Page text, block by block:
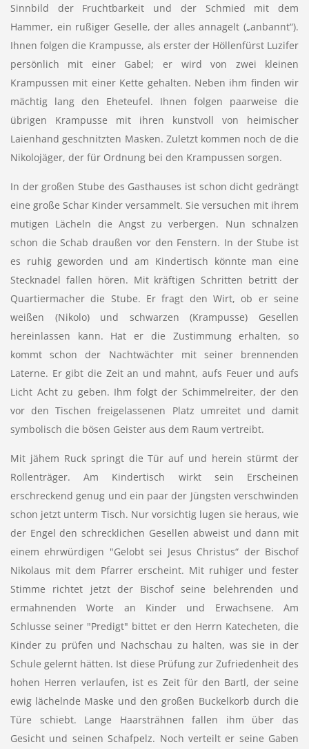
Sinnbild der Fruchtbarkeit und der Schmied mit dem
Hammer, ein rußiger Geselle, der alles annagelt („anbannt“).
Ihnen folgen die Krampusse, als erster der Höllenfürst Luzifer
persönlich mit einer Gabel; er wird von zwei kleinen
Krampussen mit einer Kette gehalten. Neben ihm finden wir
mächtig lang den Eheteufel. Ihnen folgen paarweise die
übrigen Krampusse mit ihren kunstvoll von heimischer
Laienhand geschnitzten Masken. Zuletzt kommen noch de die
Nikolojäger, der für Ordnung bei den Krampussen sorgen.
In der großen Stube des Gasthauses ist schon dicht gedrängt
eine große Schar Kinder versammelt. Sie versuchen mit ihrem
mutigen Lächeln die Angst zu verbergen. Nun schnalzen
schon die Schab draußen vor den Fenstern. In der Stube ist
es ruhig geworden und am Kindertisch könnte man eine
Stecknadel fallen hören. Mit kräftigen Schritten betritt der
Quartiermacher die Stube. Er fragt den Wirt, ob er seine
weißen (Nikolo) und schwarzen (Krampusse) Gesellen
hereinlassen kann. Hat er die Zustimmung erhalten, so
kommt schon der Nachtwächter mit seiner brennenden
Laterne. Er gibt die Zeit an und mahnt, aufs Feuer und aufs
Licht Acht zu geben. Ihm folgt der Schimmelreiter, der den
vor den Tischen freigelassenen Platz umreitet und damit
symbolisch die bösen Geister aus dem Raum vertreibt.
Mit jähem Ruck springt die Tür auf und herein stürmt der
Rollenträger. Am Kindertisch wirkt sein Erscheinen
erschreckend genug und ein paar der Jüngsten verschwinden
schon jetzt unterm Tisch. Nur vorsichtig lugen sie heraus, wie
der Engel den schrecklichen Gesellen abweist und dann mit
einem ehrwürdigen "Gelobt sei Jesus Christus“ der Bischof
Nikolaus mit dem Pfarrer erscheint. Mit ruhiger und fester
Stimme richtet jetzt der Bischof seine belehrenden und
ermahnenden Worte an Kinder und Erwachsene. Am
Schlusse seiner "Predigt" bittet er den Herrn Katecheten, die
Kinder zu prüfen und Nachschau zu halten, was sie in der
Schule gelernt hätten. Ist diese Prüfung zur Zufriedenheit des
hohen Herren verlaufen, ist es Zeit für den Bartl, der seine
ewig lächelnde Maske und den großen Buckelkorb durch die
Türe schiebt. Lange Haarsträhnen fallen ihm über das
Gesicht und seinen Schafpelz. Noch verteilt er seine Gaben